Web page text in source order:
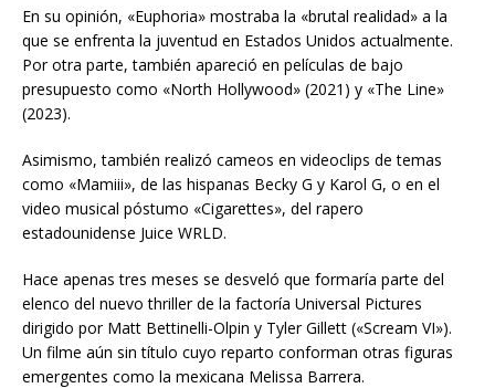
En su opinión, «Euphoria» mostraba la «brutal realidad» a la
que se enfrenta la juventud en Estados Unidos actualmente.
Por otra parte, también apareció en películas de bajo
presupuesto como «North Hollywood» (2021) y «The Line»
(2023).
Asimismo, también realizó cameos en videoclips de temas
como «Mamiii», de las hispanas Becky G y Karol G, o en el
video musical póstumo «Cigarettes», del rapero
estadounidense Juice WRLD.
Hace apenas tres meses se desveló que formaría parte del
elenco del nuevo thriller de la factoría Universal Pictures
dirigido por Matt Bettinelli-Olpin y Tyler Gillett («Scream VI»).
Un filme aún sin título cuyo reparto conforman otras figuras
emergentes como la mexicana Melissa Barrera.